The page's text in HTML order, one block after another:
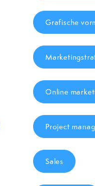
Grafische
Online
Project
Sales